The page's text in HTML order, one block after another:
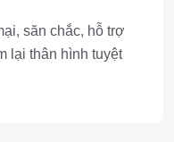
săn chắc, hỗ trợ
lại thân hình tuyệt